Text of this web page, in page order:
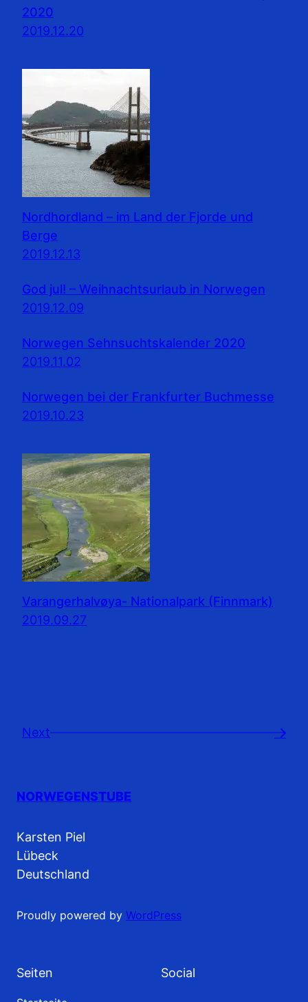
2020
2019.12.20
Nordhordland – im Land der Fjorde und
Berge
2019.12.13
God jul! – Weihnachtsurlaub in Norwegen
2019.12.09
Norwegen Sehnsuchtskalender 2020
2019.11.02
Norwegen bei der Frankfurter Buchmesse
2019.10.23
Varangerhalvøya- Nationalpark (Finnmark)
2019.09.27
Next →
NORWEGENSTUBE
Karsten Piel
Lübeck
Deutschland
Proudly powered by WordPress
Seiten Social